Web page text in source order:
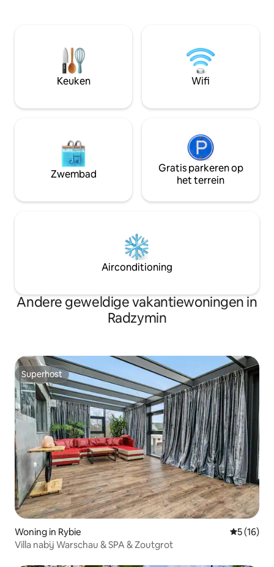
interieur en hoogwaardige
voorzieningen voor een comfortabel
verblijf. Ideaal voor gezinnen en
groepen die op zoek zijn naar een
voorzieningen
House 14
SUP's, een kajak
liggen allemaal
Keuken Wifi
Zwembad
Gratis parkeren op
het terrein
Airconditioning
Andere geweldige vakantiewoningen in
Radzymin
Superhost
Superhost
Woning in Rybie
5 (16)
Villa nabij Warschau & SPA & Zoutgrot